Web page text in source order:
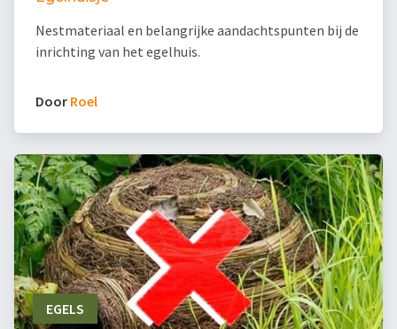
Nestmateriaal en belangrijke aandachtspunten bij de
inrichting van het egelhuis.
Door Roel
EGELS